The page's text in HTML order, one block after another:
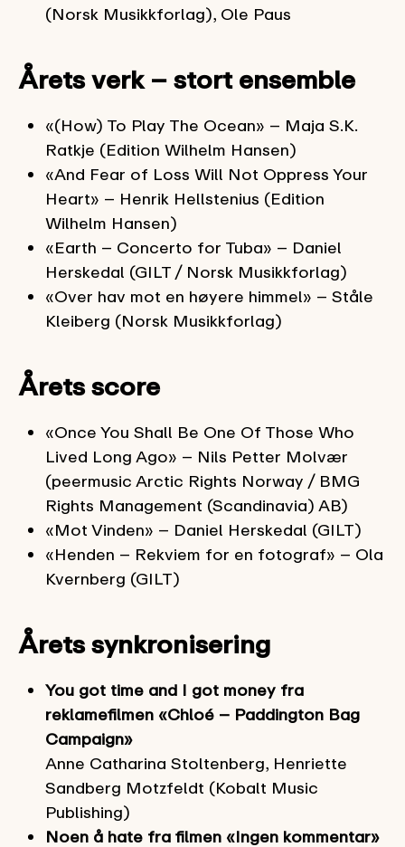
(Norsk Musikkforlag), Ole Paus
Årets verk – stort ensemble
«(How) To Play The Ocean» – Maja S.K.
Ratkje (Edition Wilhelm Hansen)
«And Fear of Loss Will Not Oppress Your
Heart» – Henrik Hellstenius (Edition
Wilhelm Hansen)
«Earth – Concerto for Tuba» – Daniel
Herskedal (GILT / Norsk Musikkforlag)
«Over hav mot en høyere himmel» – Ståle
Kleiberg (Norsk Musikkforlag)
Årets score
«Once You Shall Be One Of Those Who
Lived Long Ago» – Nils Petter Molvær
(peermusic Arctic Rights Norway / BMG
Rights Management (Scandinavia) AB)
«Mot Vinden» – Daniel Herskedal (GILT)
«Henden – Rekviem for en fotograf» – Ola
Kvernberg (GILT)
Årets synkronisering
You got time and I got money fra
reklamefilmen «Chloé – Paddington Bag
Campaign»
Anne Catharina Stoltenberg, Henriette
Sandberg Motzfeldt (Kobalt Music
Publishing)
Noen å hate fra filmen «Ingen kommentar»